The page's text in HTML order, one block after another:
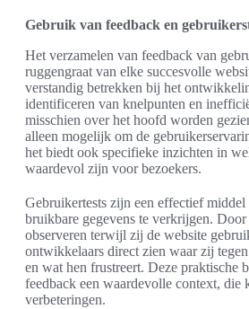
Gebruik van feedback en
Het verzamelen van feedback van
ruggengraat van elke succesvolle
verstandig betrekken bij het
identificeren van knelpunten en
misschien over het hoofd worden
alleen mogelijk om de
het biedt ook specifieke inzichten in
waardevol zijn voor bezoekers.
Gebruikertests zijn een effectief middel
bruikbare gegevens te verkrijgen. Door
observeren terwijl zij de website
ontwikkelaars direct zien waar zij
en wat hen frustreert. Deze praktische
feedback een waardevolle context, die
verbeteringen.